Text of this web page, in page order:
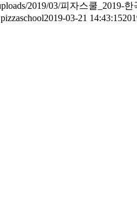
2019/03/피자스쿨
pizzaschool2019-03-21 14:43:15